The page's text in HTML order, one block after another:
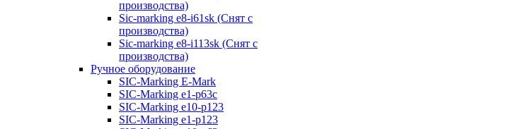
производства)
Sic-marking e8-i61sk (Снят с
производства)
Sic-marking e8-i113sk (Снят с
производства)
Ручное оборудование
SIC-Marking E-Mark
SIC-Marking e1-p63с
SIC-Marking e10-p123
SIC-Marking e1-p123